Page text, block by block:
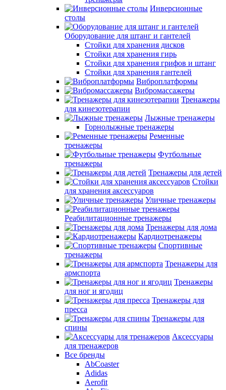
Инверсионные
столы
Оборудование для штанг и гантелей
Стойки для хранения дисков
Стойки для хранения гирь
Стойки для хранения грифов и штанг
Стойки для хранения гантелей
Виброплатформы
Вибромассажеры
Тренажеры
для кинезотерапии
Лыжные тренажеры
Горнолыжные тренажеры
Ременные
тренажеры
Футбольные
тренажеры
Тренажеры для детей
Стойки
для хранения аксессуаров
Уличные тренажеры
Реабилитационные тренажеры
Тренажеры для дома
Кардиотренажеры
Спортивные
тренажеры
Тренажеры для
армспорта
Тренажеры
для ног и ягодиц
Тренажеры для
пресса
Тренажеры для
спины
Аксессуары
для тренажеров
Все бренды
AbCoaster
Adidas
Aerofit